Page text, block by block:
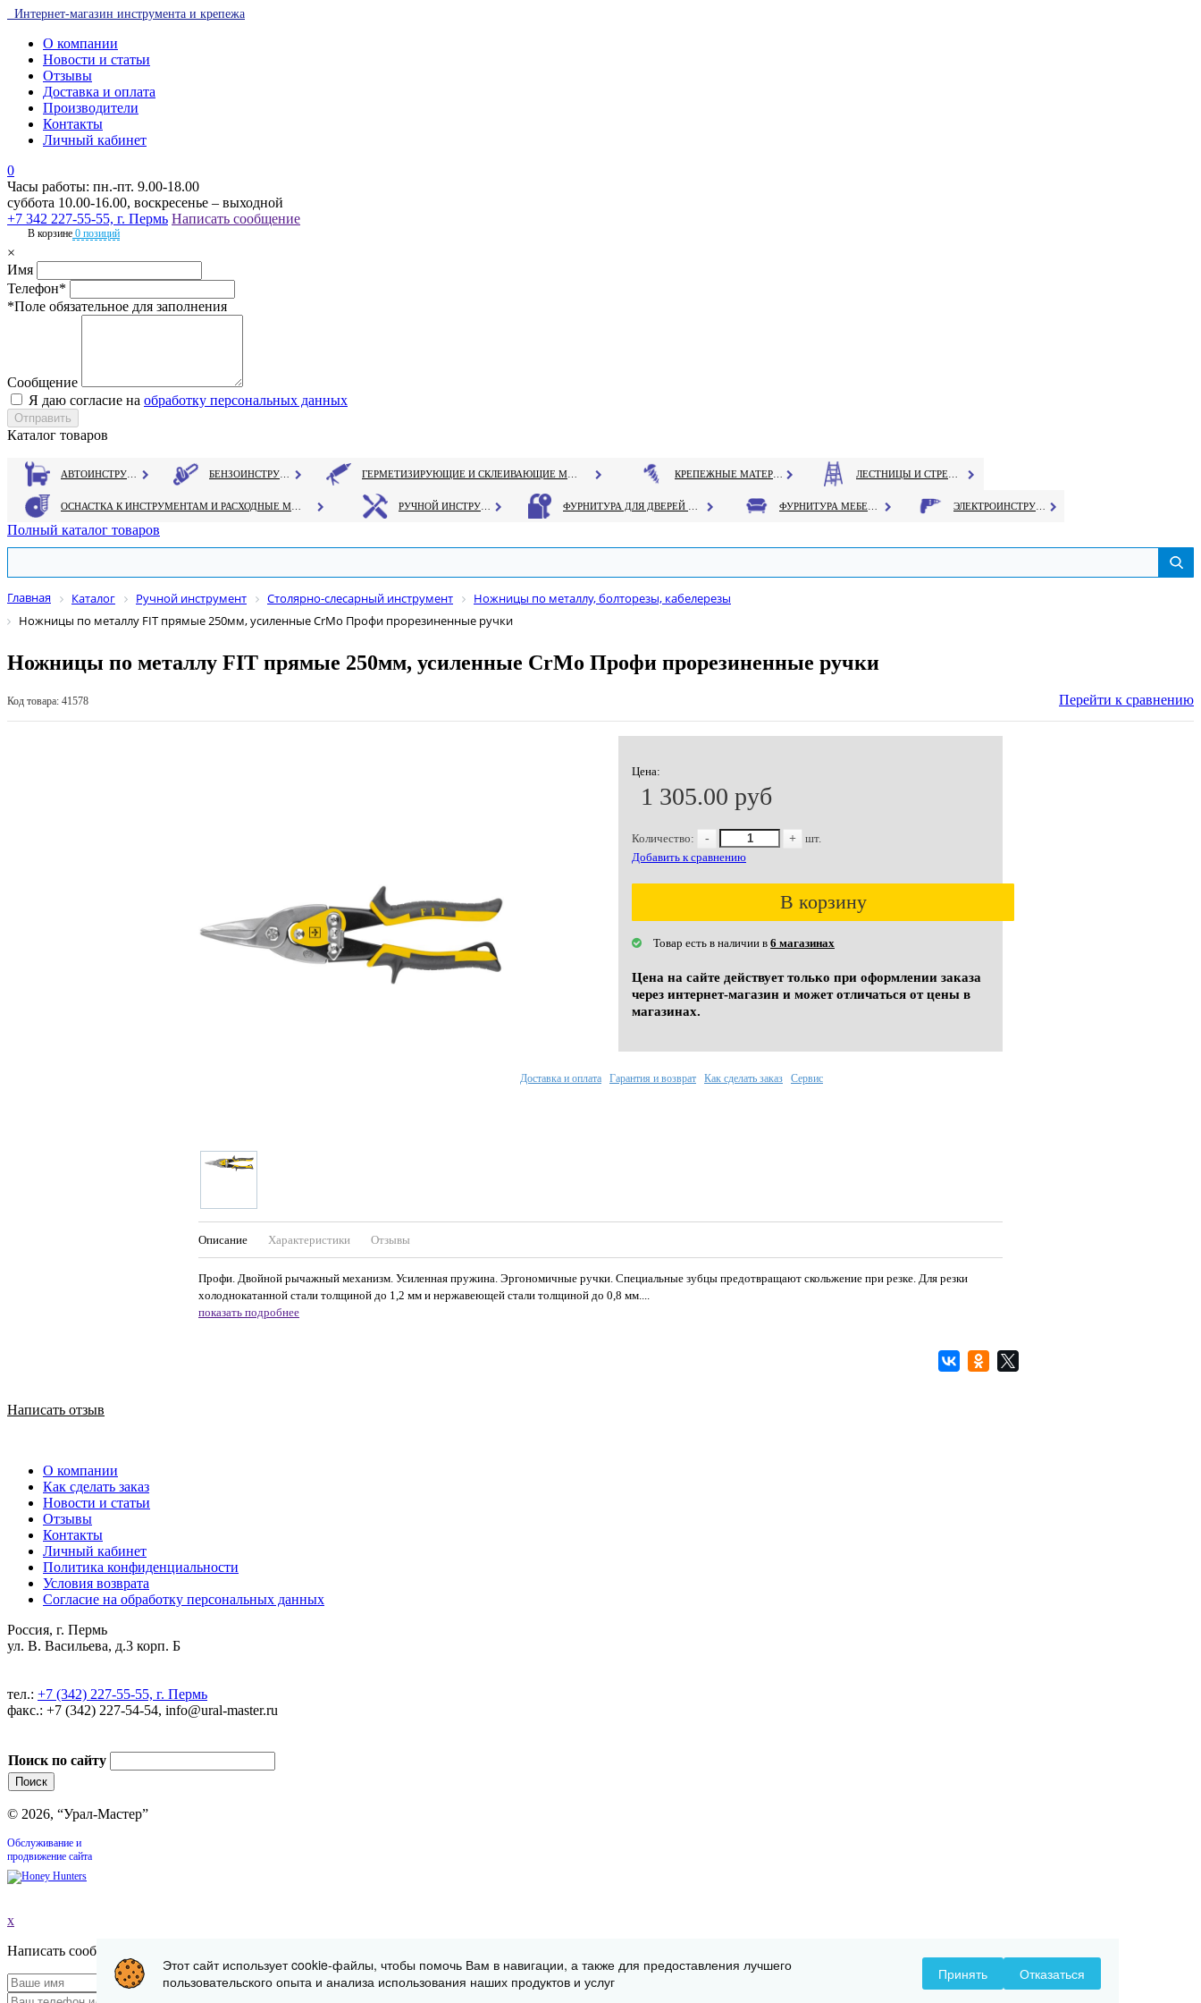
Интернет-магазин инструмента и крепежа
О компании
Новости и статьи
Отзывы
Доставка и оплата
Производители
Контакты
Личный кабинет
0
Часы работы: пн.-пт. 9.00-18.00
суббота 10.00-16.00, воскресенье – выходной
+7 342 227-55-55, г. Пермь Написать сообщение
В корзине 0 позиций
×
Имя
Телефон*
*Поле обязательное для заполнения
Сообщение
Я даю согласие на обработку персональных данных
Каталог товаров
Полный каталог товаров
Главная Каталог Ручной инструмент Столярно-слесарный инструмент
Ножницы по металлу, болторезы, кабелерезы
Ножницы по металлу FIT прямые 250мм, усиленные CrMo Профи прорезиненные ручки
Ножницы по металлу FIT прямые 250мм, усиленные CrMo Профи прорезиненные ручки
Код товара: 41578 Перейти к сравнению
Цена:
1 305.00 руб
Количество: - +
шт.
Добавить к сравнению
В корзину
Товар есть в наличии в 6 магазинах
Цена на сайте действует только при оформлении заказа
через интернет-магазин и может отличаться от цены в
магазинах.
Описание Характеристики Отзывы
Профи. Двойной рычажный механизм. Усиленная пружина. Эргономичные ручки. Специальные зубцы предотвращают скольжение при резке. Для резки
холоднокатанной стали толщиной до 1,2 мм и нержавеющей стали толщиной до 0,8 мм....
показать подробнее
Доставка и оплата Гарантия и возврат Как сделать заказ Сервис
Написать отзыв
О компании
Как сделать заказ
Новости и статьи
Отзывы
Контакты
Личный кабинет
Политика конфиденциальности
Условия возврата
Согласие на обработку персональных данных
Россия, г. Пермь
ул. В. Васильева, д.3 корп. Б
тел.: +7 (342) 227-55-55, г. Пермь
факс.: +7 (342) 227-54-54, info@ural-master.ru
Поиск по сайту
© 2026, “Урал-Мастер”
Обслуживание и
продвижение сайта
x
Написать сообщение
Этот сайт использует cookie-файлы, чтобы помочь Вам в навигации, а также для предоставления лучшего
пользовательского опыта и анализа использования наших продуктов и услуг
Принять Отказаться